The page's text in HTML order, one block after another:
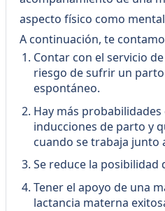
aspecto físico como
A continuación, te
Contar con el servicio
riesgo de sufrir un
espontáneo.
Hay más
inducciones de parto y
cuando se trabaja junto
Se reduce la posibilidad
Tener el apoyo de una
lactancia materna